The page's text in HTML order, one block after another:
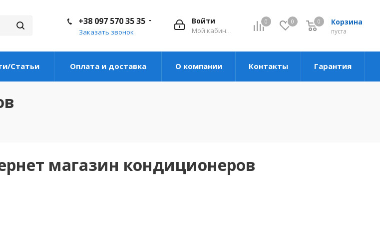
0 0 Корзина
пуста
0
Войти
Мой кабинет
+38 097 570 35 35
Заказать звонок
Статьи Оплата и доставка О компании Контакты Гарантия
магазин кондиционеров